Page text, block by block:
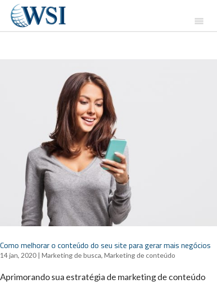
Como melhorar o conteúdo do seu site para gerar mais negócios
14 jan, 2020 | Marketing de busca, Marketing de conteúdo
Aprimorando sua estratégia de marketing de conteúdo